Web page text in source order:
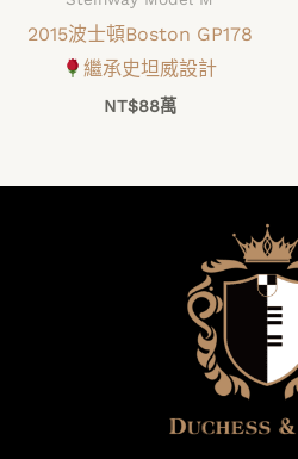
2015波士頓Boston GP178
繼承史坦威設計
NT$88萬